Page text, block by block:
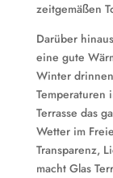
zeitgemäßen
Darüber
eine gute
Winter
Temperaturen
Terrasse das
Wetter im
Transparenz,
macht Glas